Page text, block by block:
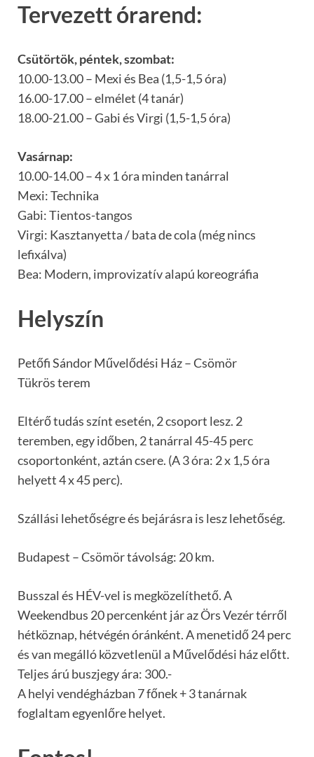
Tervezett órarend:
Csütörtök, péntek, szombat:
10.00-13.00 – Mexi és Bea (1,5-1,5 óra)
16.00-17.00 – elmélet (4 tanár)
18.00-21.00 – Gabi és Virgi (1,5-1,5 óra)
Vasárnap:
10.00-14.00 – 4 x 1 óra minden tanárral
Mexi: Technika
Gabi: Tientos-tangos
Virgi: Kasztanyetta / bata de cola (még nincs
lefixálva)
Bea: Modern, improvizatív alapú koreográfia
Helyszín
Petőfi Sándor Művelődési Ház – Csömör
Tükrös terem
Eltérő tudás színt esetén, 2 csoport lesz. 2
teremben, egy időben, 2 tanárral 45-45 perc
csoportonként, aztán csere. (A 3 óra: 2 x 1,5 óra
helyett 4 x 45 perc).
Szállási lehetőségre és bejárásra is lesz lehetőség.
Budapest – Csömör távolság: 20 km.
Busszal és HÉV-vel is megközelíthető. A
Weekendbus 20 percenként jár az Örs Vezér térről
hétköznap, hétvégén óránként. A menetidő 24 perc
és van megálló közvetlenül a Művelődési ház előtt.
Teljes árú buszjegy ára: 300.-
A helyi vendégházban 7 főnek + 3 tanárnak
foglaltam egyenlőre helyet.